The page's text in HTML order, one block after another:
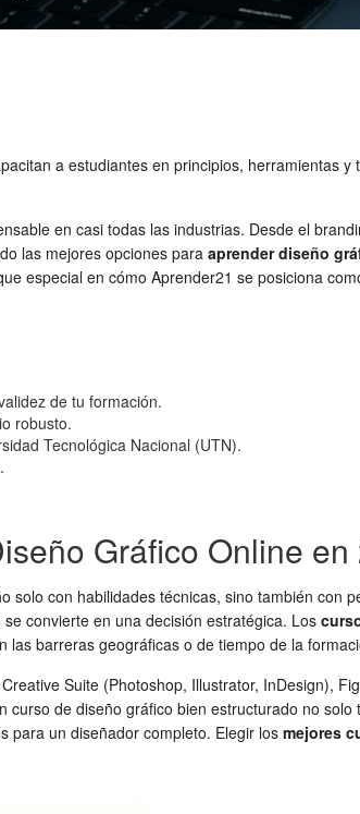
a estudiantes en principios, herramientas
en casi todas las industrias. Desde el
las mejores opciones para aprender diseño
especial en cómo Aprender21 se posiciona
de tu formación.
robusto.
Tecnológica Nacional (UTN).
Gráfico Online en
con habilidades técnicas, sino también con
convierte en una decisión estratégica. Los
barreras geográficas o de tiempo de la
Suite (Photoshop, Illustrator, InDesign),
de diseño gráfico bien estructurado no
para un diseñador completo. Elegir los mejores